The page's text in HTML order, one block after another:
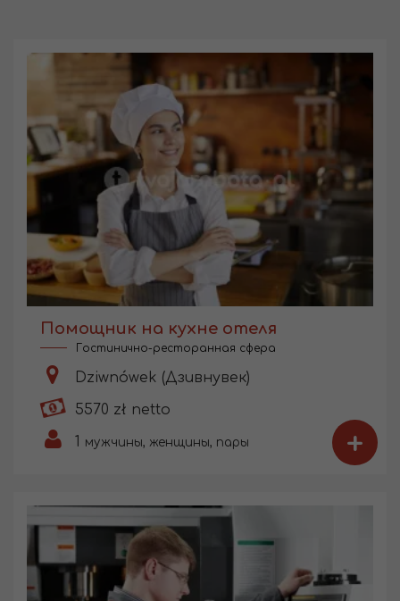
Помощник на кухне отеля
Гостинично-ресторанная сфера
Dziwnówek (Дзивнувек)
5570 zł netto
1 мужчины, женщины, пары +